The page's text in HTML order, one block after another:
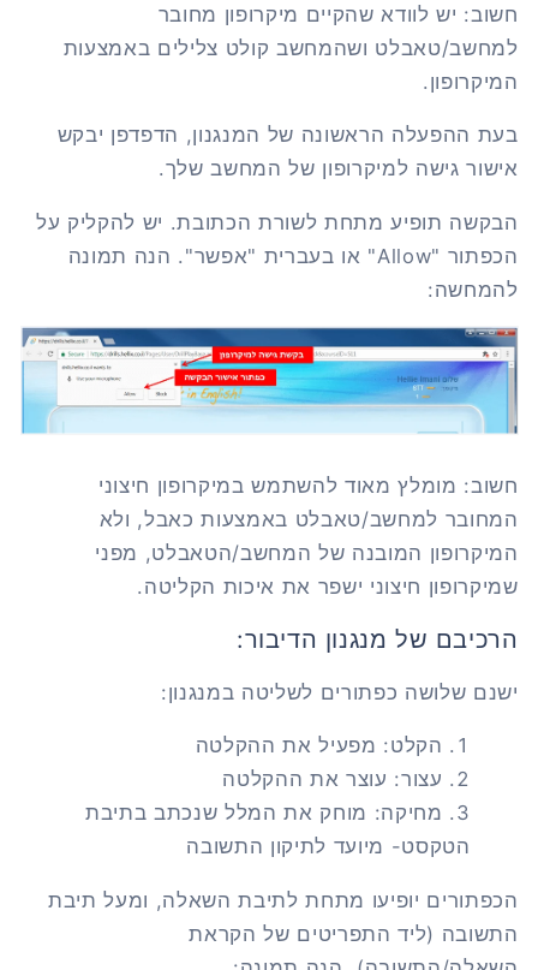
חשוב: יש לוודא שהקיים מיקרופון מחובר
למחשב/טאבלט ושהמחשב קולט צלילים באמצעות
המיקרופון.
בעת ההפעלה הראשונה של המנגנון, הדפדפן יבקש
אישור גישה למיקרופון של המחשב שלך.
הבקשה תופיע מתחת לשורת הכתובת. יש להקליק על
הכפתור "Allow" או בעברית "אפשר". הנה תמונה
להמחשה:
חשוב: מומלץ מאוד להשתמש במיקרופון חיצוני
המחובר למחשב/טאבלט באמצעות כאבל, ולא
המיקרופון המובנה של המחשב/הטאבלט, מפני
שמיקרופון חיצוני ישפר את איכות הקליטה.
הרכיבם של מנגנון הדיבור:
ישנם שלושה כפתורים לשליטה במנגנון:
הקלט: מפעיל את ההקלטה
עצור: עוצר את ההקלטה
מחיקה: מוחק את המלל שנכתב בתיבת
הטקסט- מיועד לתיקון התשובה
הכפתורים יופיעו מתחת לתיבת השאלה, ומעל תיבת
התשובה (ליד התפריטים של הקראת